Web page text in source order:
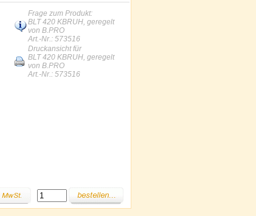
Frage zum Produkt:
BLT 420 KBRUH, geregelt
von B.PRO
Art.-Nr.: 573516
Druckansicht für
BLT 420 KBRUH, geregelt
von B.PRO
Art.-Nr.: 573516